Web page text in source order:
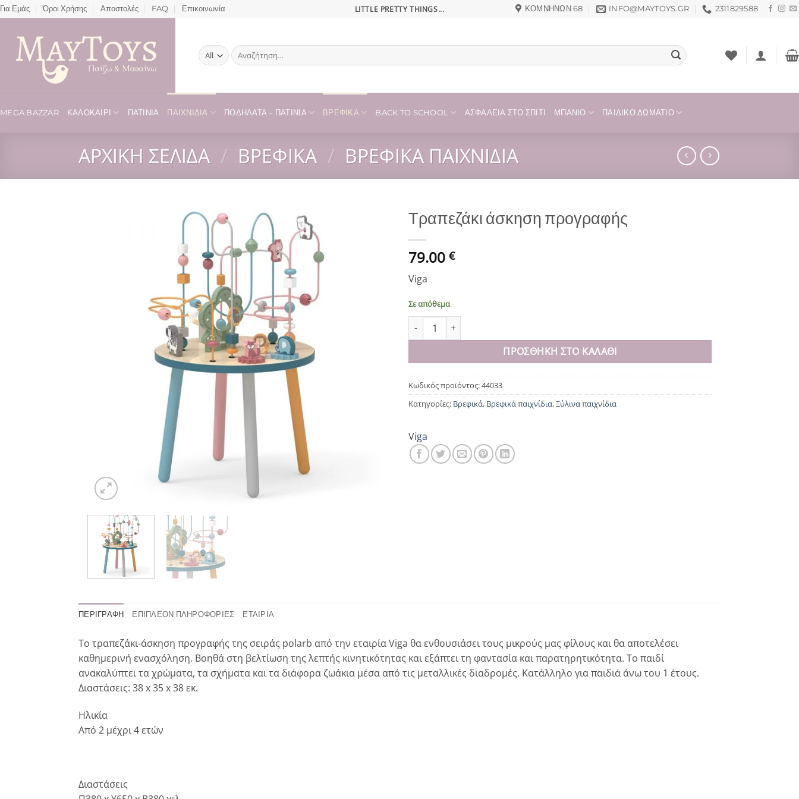
Μετάβαση
στο
περιεχόμενο
Για Εμάς Όροι Χρήσης Αποστολές FAQ Επικοινωνία LITTLE PRETTY THINGS... ΚΟΜΝΗΝΏΝ 68 INFO@MAYTOYS.GR 2311829588
Αναζήτηση
για:
MEGA BAZZAR ΚΑΛΟΚΑΊΡΙ ΠΑΤΊΝΙΑ ΠΑΙΧΝΊΔΙΑ ΠΟΔΉΛΑΤΑ – ΠΑΤΊΝΙΑ ΒΡΕΦΙΚΆ BACK TO SCHOOL ΑΣΦΆΛΕΙΑ ΣΤΟ ΣΠΊΤΙ ΜΠΆΝΙΟ ΠΑΙΔΙΚΌ ΔΩΜΆΤΙΟ
ΑΡΧΙΚΉ ΣΕΛΊΔΑ / ΒΡΕΦΙΚΆ / ΒΡΕΦΙΚΆ ΠΑΙΧΝΊΔΙΑ
Τραπεζάκι άσκηση προγραφής
79.00 €
Viga
Σε απόθεμα
Τραπεζάκι άσκηση προγραφής ποσότητα
ΠΡΟΣΘΉΚΗ ΣΤΟ ΚΑΛΆΘΙ
Κωδικός προϊόντος:44033
Κατηγορίες: Βρεφικά, Βρεφικά παιχνίδια,Ξύλινα παιχνίδια
Viga
ΠΕΡΙΓΡΑΦΉ ΕΠΙΠΛΈΟΝ ΠΛΗΡΟΦΟΡΊΕΣ ΕΤΑΙΡΊΑ
Το τραπεζάκι-άσκηση προγραφής της σειράς polarb από την εταιρία Viga θα ενθουσιάσει τους μικρούς μας φίλους και θα αποτελέσει
καθημερινή ενασχόληση. Βοηθά στη βελτίωση της λεπτής κινητικότητας και εξάπτει τη φαντασία και παρατηρητικότητα. Το παιδί
ανακαλύπτει τα χρώματα, τα σχήματα και τα διάφορα ζωάκια μέσα από τις μεταλλικές διαδρομές. Κατάλληλο για παιδιά άνω του 1 έτους.
Διαστάσεις: 38 x 35 x 38 εκ.
Ηλικία
Από 2 μέχρι 4 ετών
Διαστάσεις